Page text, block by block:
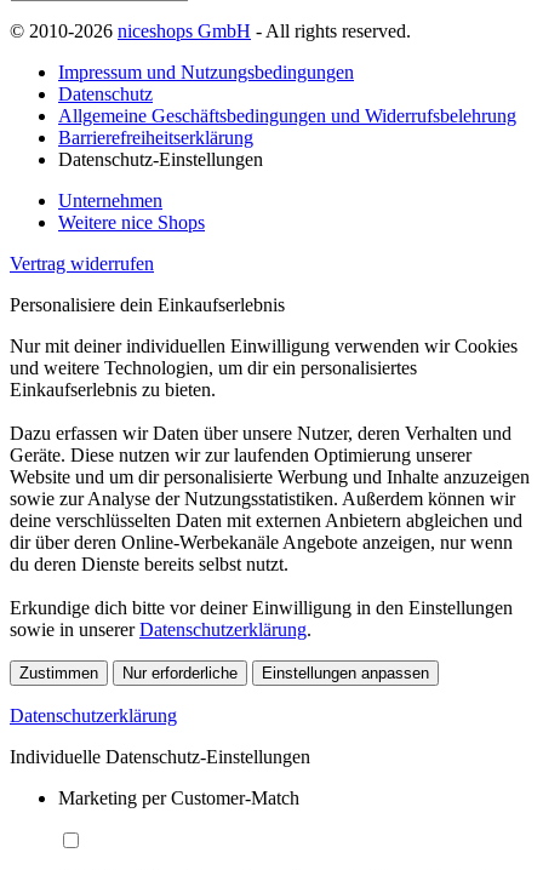
© 2010-2026 niceshops GmbH - All rights reserved.
Impressum und Nutzungsbedingungen
Datenschutz
Allgemeine Geschäftsbedingungen und Widerrufsbelehrung
Barrierefreiheitserklärung
Datenschutz-Einstellungen
Unternehmen
Weitere nice Shops
Vertrag widerrufen
Personalisiere dein Einkaufserlebnis
Nur mit deiner individuellen Einwilligung verwenden wir Cookies
und weitere Technologien, um dir ein personalisiertes
Einkaufserlebnis zu bieten.
Dazu erfassen wir Daten über unsere Nutzer, deren Verhalten und
Geräte. Diese nutzen wir zur laufenden Optimierung unserer
Website und um dir personalisierte Werbung und Inhalte anzuzeigen
sowie zur Analyse der Nutzungsstatistiken. Außerdem können wir
deine verschlüsselten Daten mit externen Anbietern abgleichen und
dir über deren Online-Werbekanäle Angebote anzeigen, nur wenn
du deren Dienste bereits selbst nutzt.
Erkundige dich bitte vor deiner Einwilligung in den Einstellungen
sowie in unsererDatenschutzerklärung.
Zustimmen Nur erforderliche Einstellungen anpassen
Datenschutzerklärung
Individuelle Datenschutz-Einstellungen
Marketing per Customer-Match